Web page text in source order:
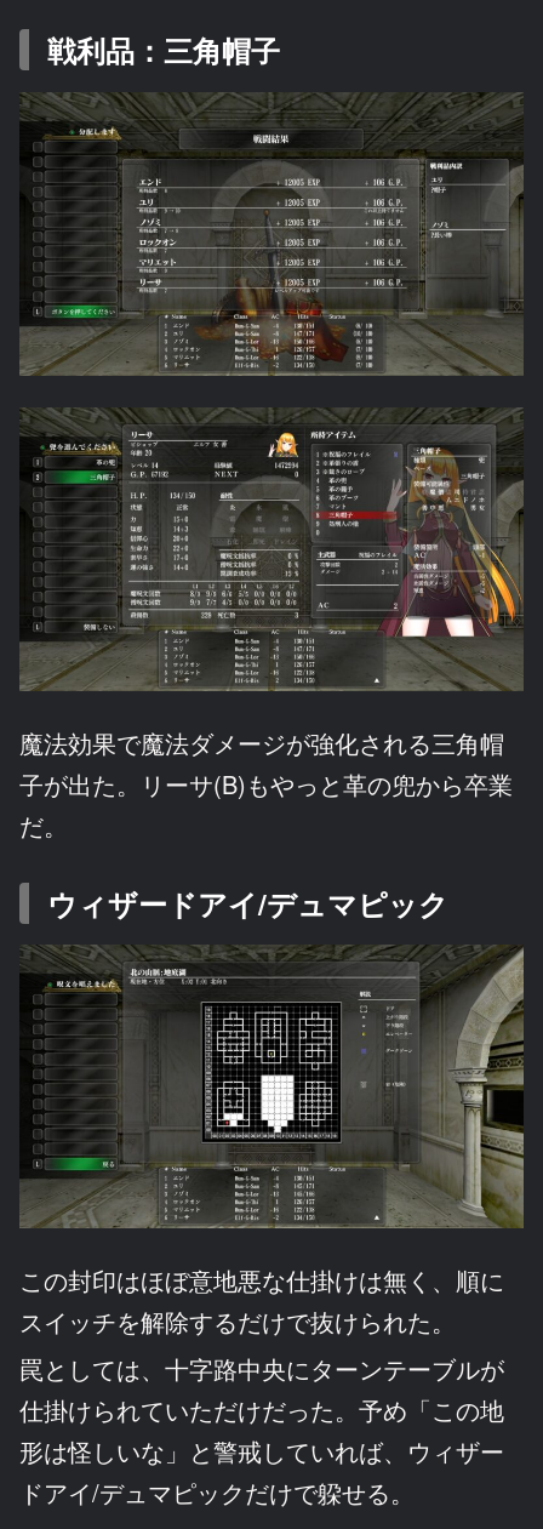
戦利品：三角帽子
魔法効果で魔法ダメージが強化される三角帽
子が出た。リーサ(B)もやっと革の兜から卒業
だ。
ウィザードアイ/デュマピック
この封印はほぼ意地悪な仕掛けは無く、順に
スイッチを解除するだけで抜けられた。
罠としては、十字路中央にターンテーブルが
仕掛けられていただけだった。予め「この地
形は怪しいな」と警戒していれば、ウィザー
ドアイ/デュマピックだけで躱せる。